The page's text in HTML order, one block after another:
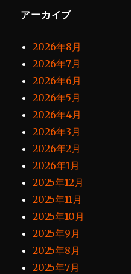
アーカイブ
2026年8月
2026年7月
2026年6月
2026年5月
2026年4月
2026年3月
2026年2月
2026年1月
2025年12月
2025年11月
2025年10月
2025年9月
2025年8月
2025年7月